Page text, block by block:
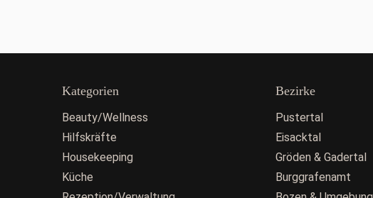
Kategorien
Beauty/Wellness
Hilfskräfte
Housekeeping
Küche
Bezirke
Pustertal
Eisacktal
Gröden & Gadertal
Burggrafenamt